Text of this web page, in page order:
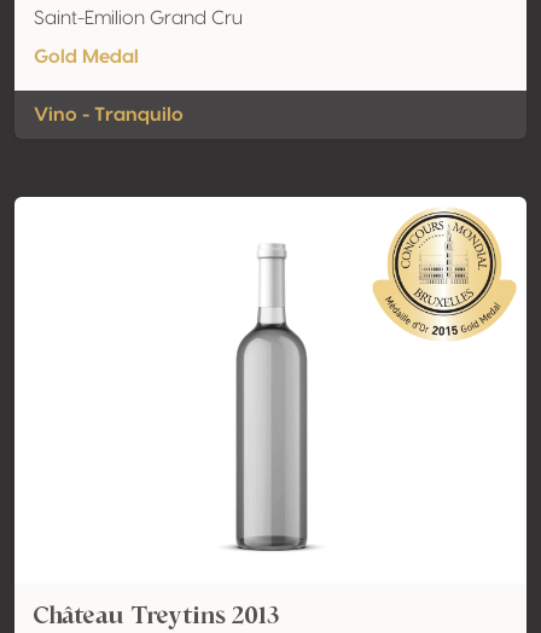
Saint-Emilion Grand Cru
Gold Medal
Vino - Tranquilo
Château Treytins 2013